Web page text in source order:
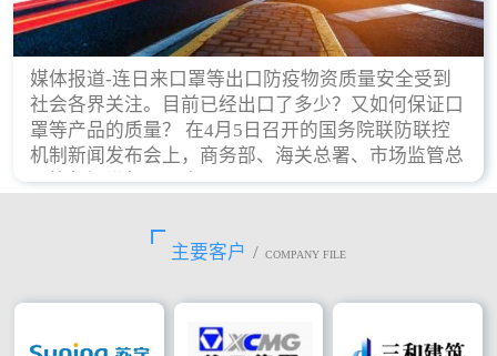
媒体报道-连日来口罩等出口防疫物资质量安全受到
社会各界关注。目前已经出口了多少？又如何保证口
罩等产品的质量？ 在4月5日召开的国务院联防联控
机制新闻发布会上，商务部、海关总署、市场监管总
局等部门进行了回应。
主要客户 / COMPANY FILE